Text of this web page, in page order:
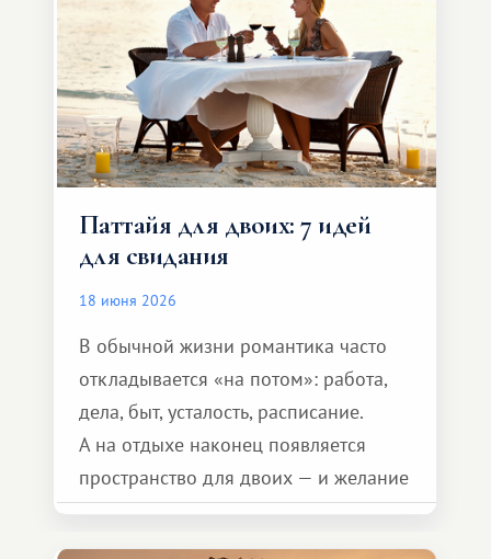
Паттайя для двоих: 7 идей
для свидания
18 июня 2026
В обычной жизни романтика часто
откладывается «на потом»: работа,
дела, быт, усталость, расписание.
А на отдыхе наконец появляется
пространство для двоих — и желание
сделать для близкого человека что-то
особенное. Не обязательно